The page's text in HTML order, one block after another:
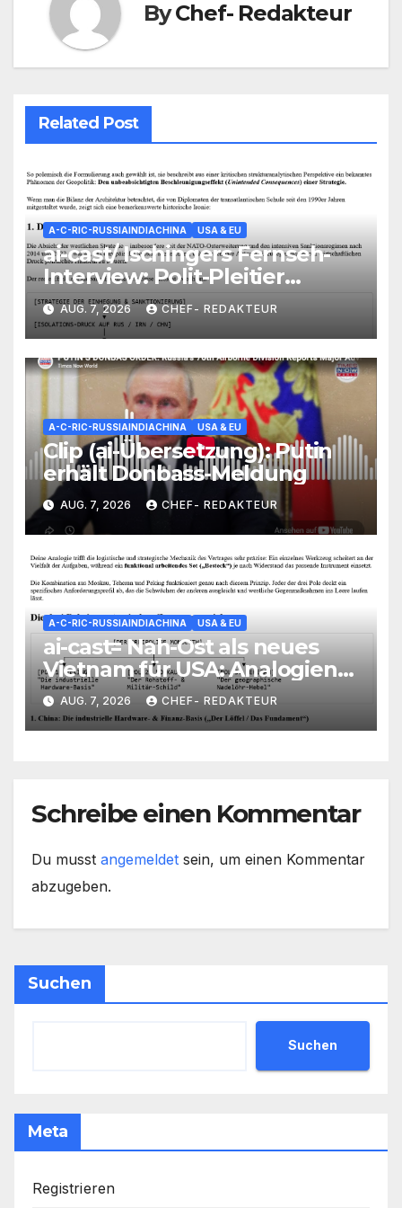
ByChef- Redakteur
Related Post
A-C-RIC-RUSSIAINDIACHINA USA & EU
ai-cast/ Ischingers Fernseh-
Interview: Polit-Pleitier
+Total-Versager wird als
„noch immer“ Prophet
vermarktet/ +mehr
AUG. 7, 2026 CHEF- REDAKTEUR
A-C-RIC-RUSSIAINDIACHINA USA & EU
Clip (ai-Übersetzung): Putin
erhält Donbass-Meldung
AUG. 7, 2026 CHEF- REDAKTEUR
A-C-RIC-RUSSIAINDIACHINA USA & EU
ai-cast= Nah-Ost als neues
Vietnam für USA: Analogien
verblüffend präzise
AUG. 7, 2026 CHEF- REDAKTEUR
Schreibe einen Kommentar
Du musst angemeldet sein, um einen Kommentar
abzugeben.
Suchen
Suchen
Meta
Registrieren